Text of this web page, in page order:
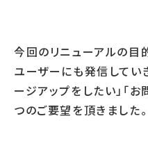
今回のリニューアルの目
ユーザーにも発信してい
ージアップをしたい」「
つのご要望を頂きました。